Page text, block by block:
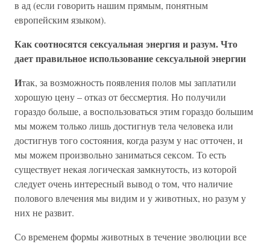
в ад (если говорить нашим прямым, понятным
европейским языком).
Как соотносятся сексуальная энергия и разум. Что
дает правильное использование сексуальной энергии
Итак, за возможность появления полов мы заплатили
хорошую цену – отказ от бессмертия. Но получили
гораздо больше, а воспользоваться этим гораздо большим
мы можем только лишь достигнув тела человека или
достигнув того состояния, когда разум у нас отточен, и
мы можем произвольно заниматься сексом. То есть
существует некая логическая замкнутость, из которой
следует очень интересный вывод о том, что наличие
полового влечения мы видим и у животных, но разум у
них не развит.
Со временем формы животных в течение эволюции все